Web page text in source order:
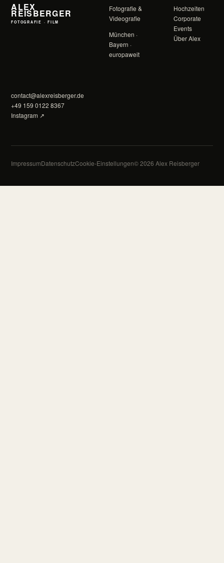
ALEX
REISBERGER
FOTOGRAFIE · FILM
Fotografie &
Videografie
München ·
Bayern ·
europaweit
Hochzeiten
Corporate
Events
Über Alex
contact@alexreisberger.de
+49 159 0122 8367
Instagram ↗
ImpressumDatenschutzCookie-Einstellungen© 2026 Alex Reisberger